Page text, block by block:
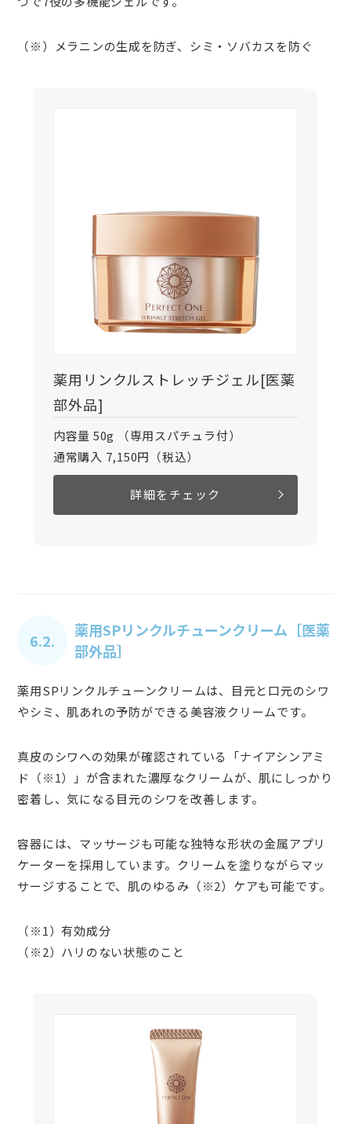
（※）メラニンの生成を防ぎ、シミ・ソバカスを防ぐ
薬用リンクルストレッチジェル[医薬
部外品]
内容量 50g （専用スパチュラ付）
通常購入 7,150円（税込）
詳細をチェック
6.2.
薬用SPリンクルチューンクリーム［医薬
部外品］
薬用SPリンクルチューンクリームは、目元と口元のシワ
やシミ、肌あれの予防ができる美容液クリームです。
真皮のシワへの効果が確認されている「ナイアシンアミ
ド（※1）」が含まれた濃厚なクリームが、肌にしっかり
密着し、気になる目元のシワを改善します。
容器には、マッサージも可能な独特な形状の金属アプリ
ケーターを採用しています。クリームを塗りながらマッ
サージすることで、肌のゆるみ（※2）ケアも可能です。
（※1）有効成分
（※2）ハリのない状態のこと